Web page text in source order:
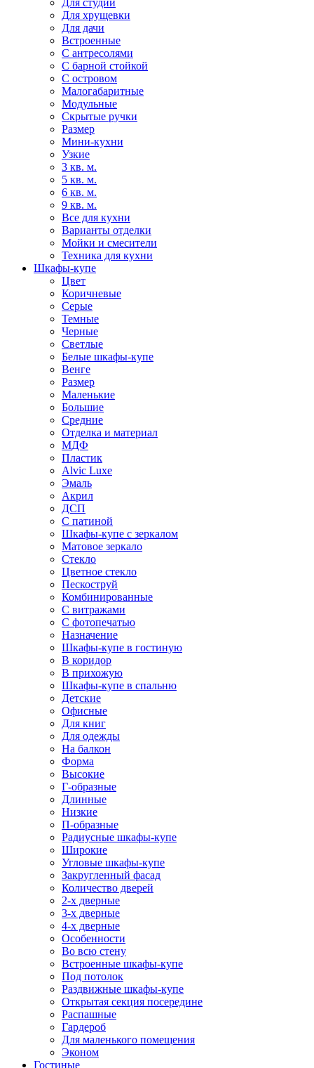
Для студии
Для хрущевки
Для дачи
Встроенные
С антресолями
С барной стойкой
С островом
Малогабаритные
Модульные
Скрытые ручки
Размер
Мини-кухни
Узкие
3 кв. м.
5 кв. м.
6 кв. м.
9 кв. м.
Все для кухни
Варианты отделки
Мойки и смесители
Техника для кухни
Шкафы-купе
Цвет
Коричневые
Серые
Темные
Черные
Светлые
Белые шкафы-купе
Венге
Размер
Маленькие
Большие
Средние
Отделка и материал
МДФ
Пластик
Alvic Luxe
Эмаль
Акрил
ДСП
С патиной
Шкафы-купе с зеркалом
Матовое зеркало
Стекло
Цветное стекло
Пескоструй
Комбинированные
С витражами
С фотопечатью
Назначение
Шкафы-купе в гостиную
В коридор
В прихожую
Шкафы-купе в спальню
Детские
Офисные
Для книг
Для одежды
На балкон
Форма
Высокие
Г-образные
Длинные
Низкие
П-образные
Радиусные шкафы-купе
Широкие
Угловые шкафы-купе
Закругленный фасад
Количество дверей
2-х дверные
3-х дверные
4-х дверные
Особенности
Во всю стену
Встроенные шкафы-купе
Под потолок
Раздвижные шкафы-купе
Открытая секция посередине
Распашные
Гардероб
Для маленького помещения
Эконом
Гостиные